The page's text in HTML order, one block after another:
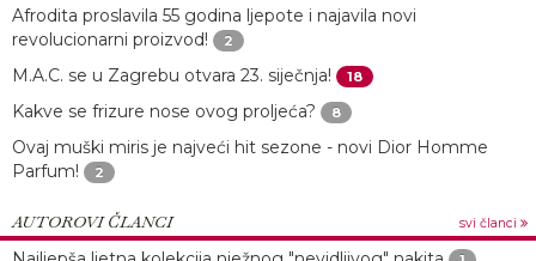
Afrodita proslavila 55 godina ljepote i najavila novi
revolucionarni proizvod!
2
M.A.C. se u Zagrebu otvara 23. siječnja! 18
Kakve se frizure nose ovog proljeća? 8
Ovaj muški miris je najveći hit sezone - novi Dior Homme
Parfum!
2
AUTOROVI ČLANCI svi članci